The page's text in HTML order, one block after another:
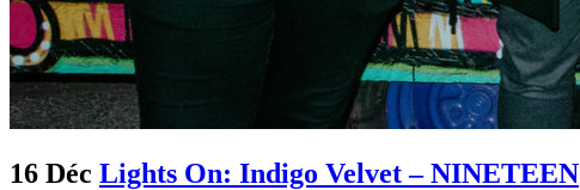
16 Déc Lights On: Indigo Velvet – NINETEEN